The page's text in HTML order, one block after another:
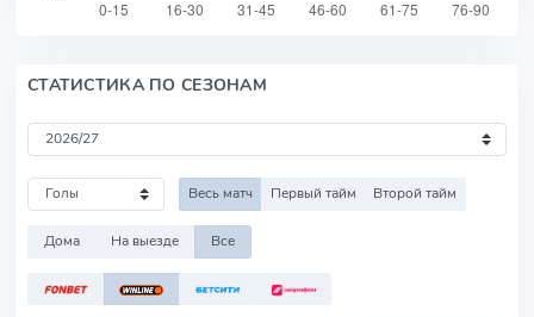
СТАТИСТИКА ПО СЕЗОНАМ
Весь матч Первый тайм Второй тайм
Дома На выезде Все